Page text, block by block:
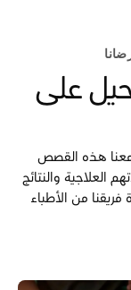
على
هذه القصص
العلاجية والنتائج
فريقنا من الأطباء